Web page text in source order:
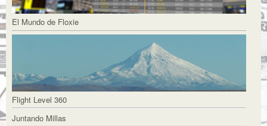
El Mundo de Floxie
Flight Level 360
Juntando Millas